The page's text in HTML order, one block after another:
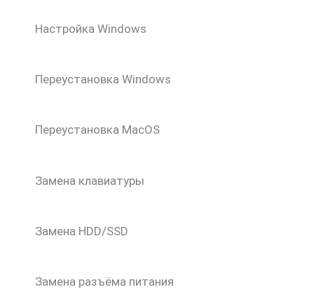
Настройка Windows
Переустановка Windows
Переустановка MacOS
Замена клавиатуры
Замена HDD/SSD
Замена разъёма питания